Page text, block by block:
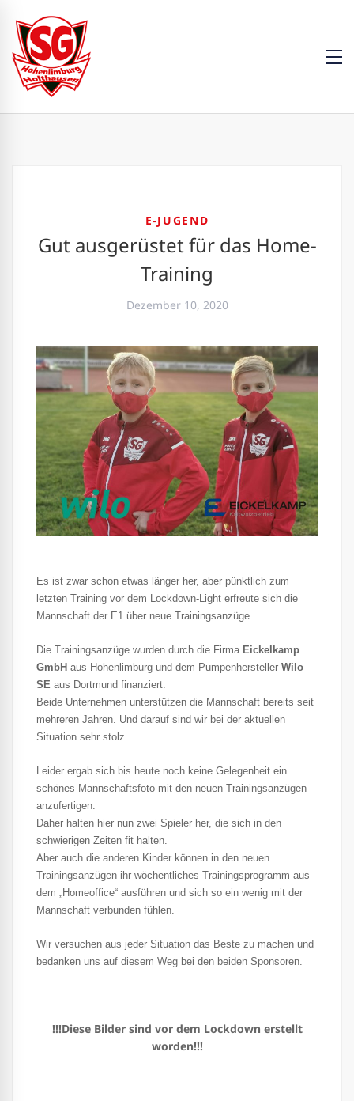
E-JUGEND
Gut ausgerüstet für das Home-
Training
Dezember 10, 2020
Es ist zwar schon etwas länger her, aber pünktlich zum
letzten Training vor dem Lockdown-Light erfreute sich die
Mannschaft der E1 über neue Trainingsanzüge.
Die Trainingsanzüge wurden durch die Firma Eickelkamp
GmbH aus Hohenlimburg und dem Pumpenhersteller Wilo
SE aus Dortmund finanziert.
Beide Unternehmen unterstützen die Mannschaft bereits seit
mehreren Jahren. Und darauf sind wir bei der aktuellen
Situation sehr stolz.
Leider ergab sich bis heute noch keine Gelegenheit ein
schönes Mannschaftsfoto mit den neuen Trainingsanzügen
anzufertigen.
Daher halten hier nun zwei Spieler her, die sich in den
schwierigen Zeiten fit halten.
Aber auch die anderen Kinder können in den neuen
Trainingsanzügen ihr wöchentliches Trainingsprogramm aus
dem „Homeoffice“ ausführen und sich so ein wenig mit der
Mannschaft verbunden fühlen.
Wir versuchen aus jeder Situation das Beste zu machen und
bedanken uns auf diesem Weg bei den beiden Sponsoren.
!!!Diese Bilder sind vor dem Lockdown erstellt
worden!!!